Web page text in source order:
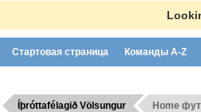
Стартовая страница Команды A-Z
Íþróttafélagið Völsungur Home